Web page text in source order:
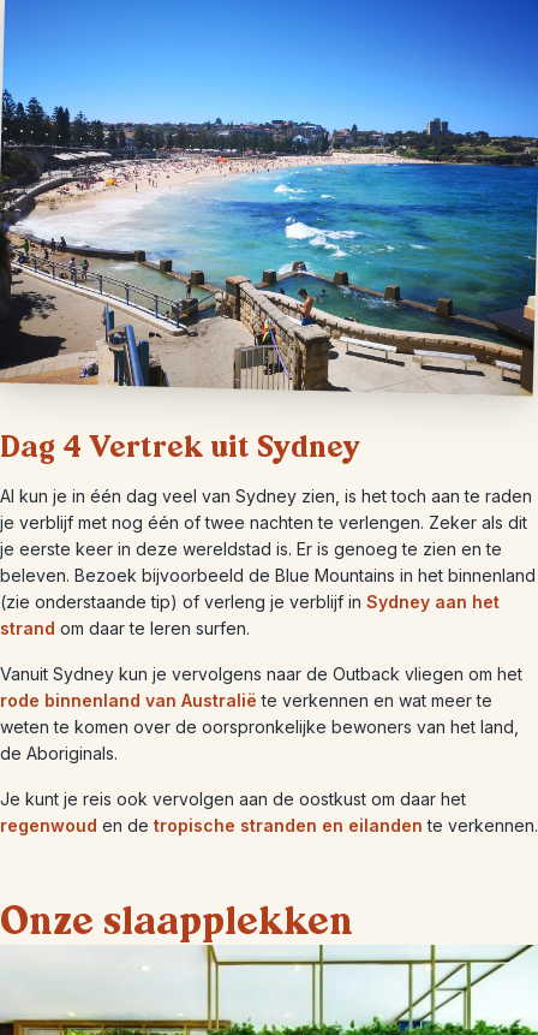
Dag 4 Vertrek uit Sydney
Al kun je in één dag veel van Sydney zien, is het toch aan te raden
je verblijf met nog één of twee nachten te verlengen. Zeker als dit
je eerste keer in deze wereldstad is. Er is genoeg te zien en te
beleven. Bezoek bijvoorbeeld de Blue Mountains in het binnenland
(zie onderstaande tip) of verleng je verblijf in Sydney aan het
strand om daar te leren surfen.
Vanuit Sydney kun je vervolgens naar de Outback vliegen om het
rode binnenland van Australië te verkennen en wat meer te
weten te komen over de oorspronkelijke bewoners van het land,
de Aboriginals.
Je kunt je reis ook vervolgen aan de oostkust om daar het
regenwoud en de tropische stranden en eilanden te verkennen.
Onze slaapplekken